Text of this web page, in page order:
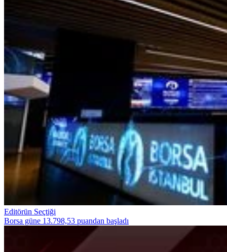
Editörün Seçtiği
Borsa güne 13.798,53 puandan başladı